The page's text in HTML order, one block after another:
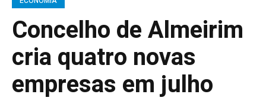
Concelho de Almeirim
cria quatro novas
empresas em julho